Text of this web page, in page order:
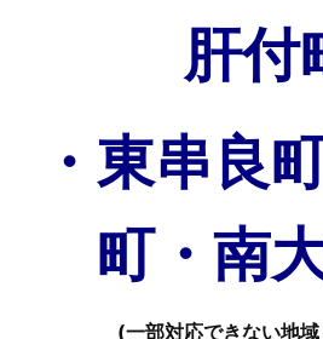
肝付
・東串良
町・南
(一部対応できない地